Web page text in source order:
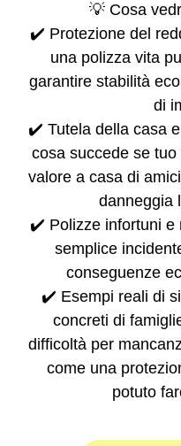
💡 Cosa
✔️ Protezione del
una polizza vita
garantire stabilità
di
✔️ Tutela della casa
cosa succede se
valore a casa di
danneggia
✔️ Polizze infortuni e
semplice
conseguenze
✔️ Esempi reali di
concreti di
difficoltà per
come una
potuto